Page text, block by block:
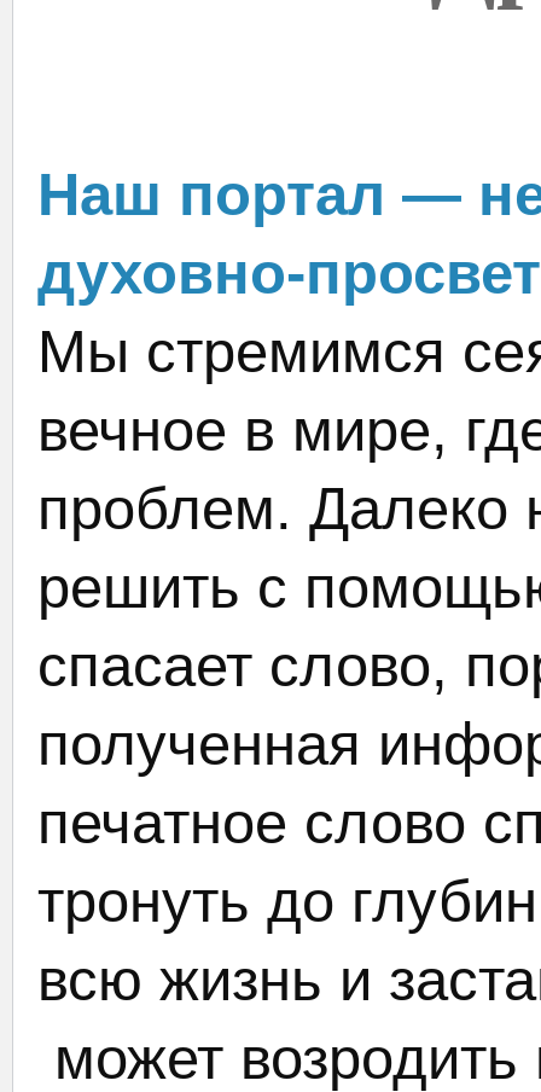
Наш портал —
духовно-
Мы стремимся
вечное в мире,
проблем. Далеко
решить с
спасает слово,
полученная
печатное слово
тронуть до
всю жизнь и
может возродить